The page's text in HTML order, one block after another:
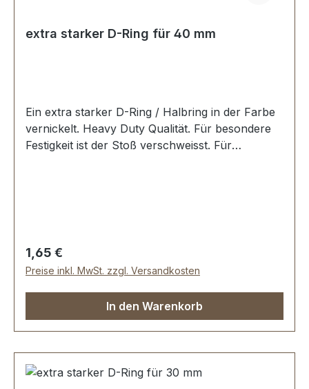
extra starker D-Ring für 40 mm
Ein extra starker D-Ring / Halbring in der Farbe
vernickelt. Heavy Duty Qualität. Für besondere
Festigkeit ist der Stoß verschweisst. Für
mm, Drahtstärke: 6,5 mm. Lieferumfang: 1 Stück
D-Ring
Regulärer Preis:
1,65 €
Preise inkl. MwSt. zzgl. Versandkosten
In den Warenkorb